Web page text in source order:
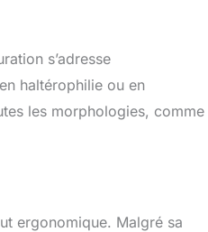
s’adresse
haltérophilie ou en
les morphologies, comme
ergonomique. Malgré sa